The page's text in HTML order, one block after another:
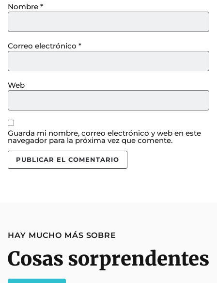
Nombre *
Correo electrónico *
Web
Guarda mi nombre, correo electrónico y web en este
navegador para la próxima vez que comente.
HAY MUCHO MÁS SOBRE
Cosas sorprendentes